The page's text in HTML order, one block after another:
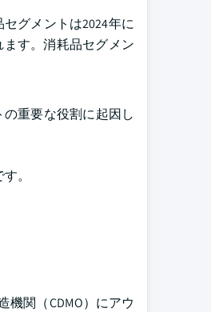
グメントは2024年に
す。消耗品セグメン
重要な役割に起因し
。
機関（CDMO）にアウ